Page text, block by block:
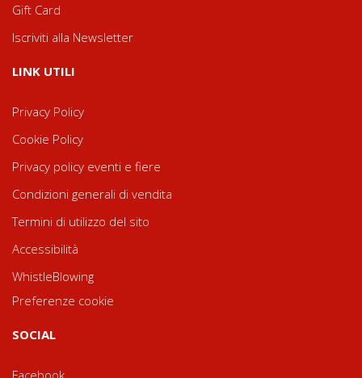
Gift Card
Iscriviti alla Newsletter
LINK UTILI
Privacy Policy
Cookie Policy
Privacy policy eventi e fiere
Condizioni generali di vendita
Termini di utilizzo del sito
Accessibilità
WhistleBlowing
Preferenze cookie
SOCIAL
Facebook